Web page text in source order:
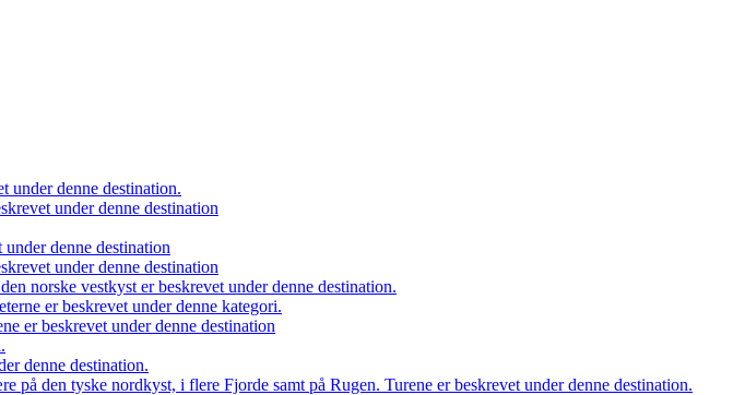
under denne destination.
under denne destination
denne destination
under denne destination
norske vestkyst er beskrevet under denne destination.
er beskrevet under denne kategori.
er beskrevet under denne destination
denne destination.
den tyske nordkyst, i flere Fjorde samt på Rugen. Turene er beskrevet under denne destination.